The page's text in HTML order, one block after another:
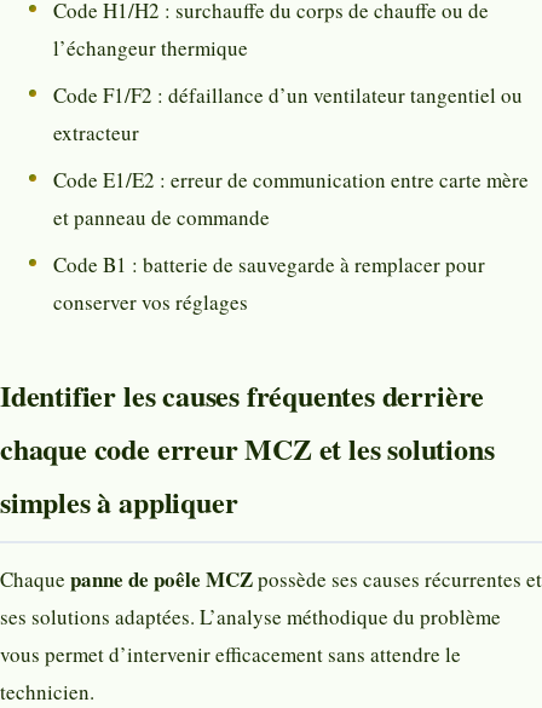
Code H1/H2 : surchauffe du corps de chauffe ou de
l’échangeur thermique
Code F1/F2 : défaillance d’un ventilateur tangentiel ou
extracteur
Code E1/E2 : erreur de communication entre carte mère
et panneau de commande
Code B1 : batterie de sauvegarde à remplacer pour
conserver vos réglages
Identifier les causes fréquentes derrière
chaque code erreur MCZ et les solutions
simples à appliquer
Chaque panne de poêle MCZpossède ses causes récurrentes et
ses solutions adaptées. L’analyse méthodique du problème
vous permet d’intervenir efficacement sans attendre le
technicien.